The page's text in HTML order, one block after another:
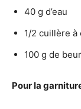
40 g d’eau
1/2 cuillère à
100 g de
Pour la